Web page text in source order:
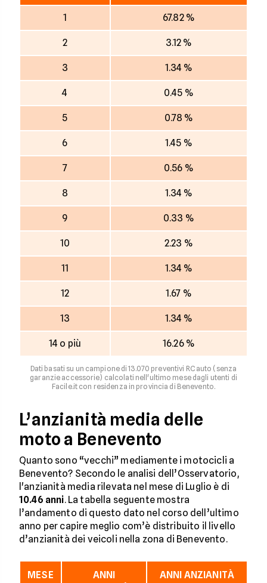
1 67.82 %
2 3.12 %
3 1.34 %
4 0.45 %
5 0.78 %
6 1.45 %
7 0.56 %
8 1.34 %
9 0.33 %
10 2.23 %
11 1.34 %
12 1.67 %
13 1.34 %
14 o più 16.26 %
Dati basati su un campione di 13.070 preventivi RC auto (senza
garanzie accessorie) calcolati nell'ultimo mese dagli utenti di
Facile.it con residenza in provincia di Benevento.
L’anzianità media delle
moto a Benevento
Quanto sono “vecchi” mediamente i motocicli a
Benevento? Secondo le analisi dell’Osservatorio,
l'anzianità media rilevata nel mese di Luglio è di
10.46 anni. La tabella seguente mostra
l’andamento di questo dato nel corso dell’ultimo
anno per capire meglio com’è distribuito il livello
d’anzianità dei veicoli nella zona di Benevento.
MESE
ANNI
ANNI ANZIANITÀ